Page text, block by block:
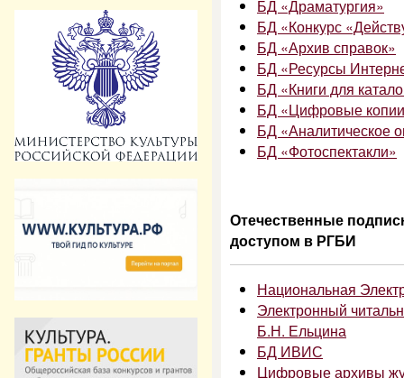
БД «Драматургия»
БД «Конкурс
БД «Архив справок»
БД «Ресурсы
БД «Книги для
БД «Цифровые
БД «Аналитическое
БД «Фотоспектакли»
Отечественные
доступом в РГБИ
Национальная
Электронный
Б.Н. Ельцина
БД ИВИС
Цифровые архивы